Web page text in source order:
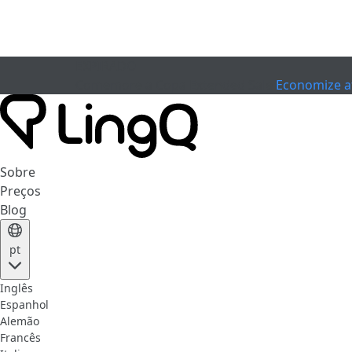
Economize
Sobre
Preços
Blog
pt
Inglês
Espanhol
Alemão
Francês